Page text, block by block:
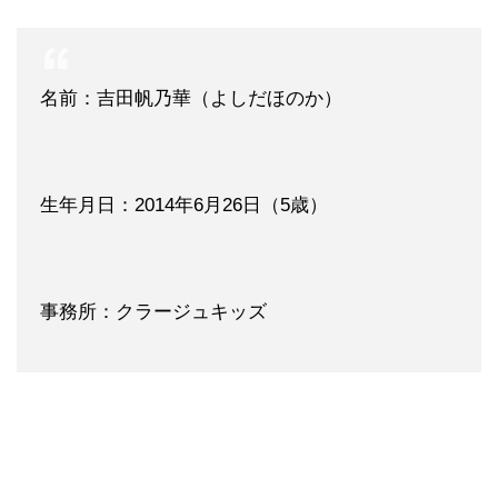
名前：吉田帆乃華（よしだほのか）
生年月日：2014年6月26日（5歳）
事務所：クラージュキッズ